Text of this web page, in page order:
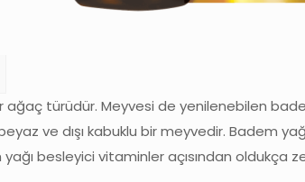
ağaç türüdür. Meyvesi de yenilenebilen
ve dışı kabuklu bir meyvedir. Badem
besleyici vitaminler açısından oldukça